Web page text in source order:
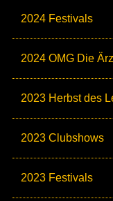
2024 Festivals
2024 OMG Die
2023 Herbst des
2023 Clubshows
2023 Festivals